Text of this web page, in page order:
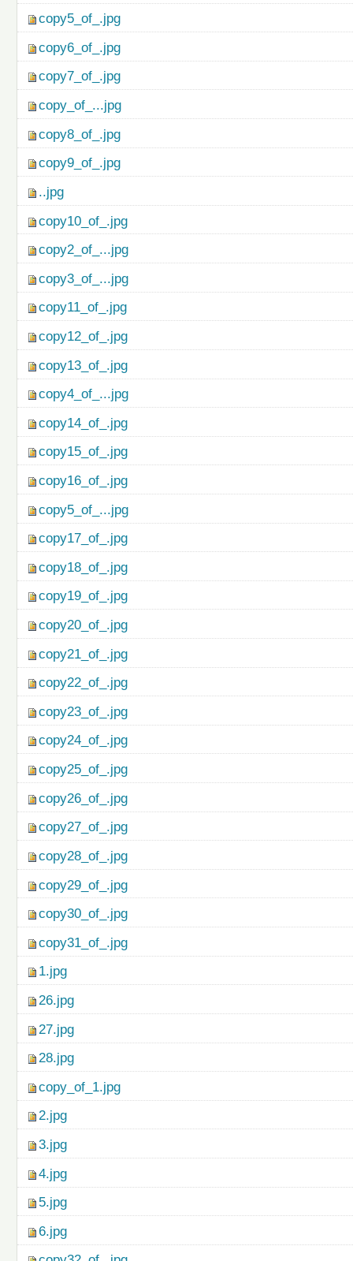
copy5_of_.jpg
copy6_of_.jpg
copy7_of_.jpg
copy_of_...jpg
copy8_of_.jpg
copy9_of_.jpg
..jpg
copy10_of_.jpg
copy2_of_...jpg
copy3_of_...jpg
copy11_of_.jpg
copy12_of_.jpg
copy13_of_.jpg
copy4_of_...jpg
copy14_of_.jpg
copy15_of_.jpg
copy16_of_.jpg
copy5_of_...jpg
copy17_of_.jpg
copy18_of_.jpg
copy19_of_.jpg
copy20_of_.jpg
copy21_of_.jpg
copy22_of_.jpg
copy23_of_.jpg
copy24_of_.jpg
copy25_of_.jpg
copy26_of_.jpg
copy27_of_.jpg
copy28_of_.jpg
copy29_of_.jpg
copy30_of_.jpg
copy31_of_.jpg
1.jpg
26.jpg
27.jpg
28.jpg
copy_of_1.jpg
2.jpg
3.jpg
4.jpg
5.jpg
6.jpg